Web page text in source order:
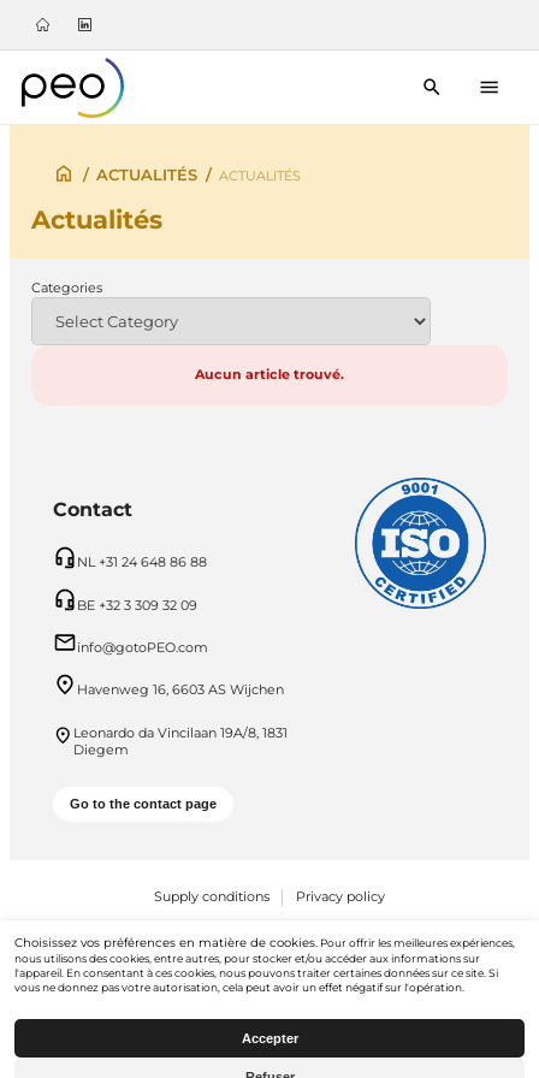
/ ACTUALITÉS / ACTUALITÉS
Actualités
Categories
Aucun article trouvé.
Contact
NL +31 24 648 86 88
BE +32 3 309 32 09
info@gotoPEO.com
Havenweg 16, 6603 AS Wijchen
Leonardo da Vincilaan 19A/8, 1831
Diegem
Go to the contact page
Supply conditions Privacy policy
Choisissez vos préférences en matière de cookies. Pour offrir les meilleures expériences,
nous utilisons des cookies, entre autres, pour stocker et/ou accéder aux informations sur
l'appareil. En consentant à ces cookies, nous pouvons traiter certaines données sur ce site. Si
vous ne donnez pas votre autorisation, cela peut avoir un effet négatif sur l'opération.
Accepter